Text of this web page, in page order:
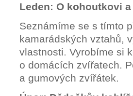
Leden: O kohoutkovi
Seznámíme se s tímto
kamarádských vztahů,
vlastnosti. Vyrobíme si
o domácích zvířatech.
a gumových zvířátek.